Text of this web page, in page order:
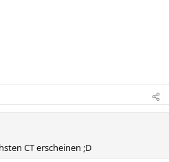
CT erscheinen ;D